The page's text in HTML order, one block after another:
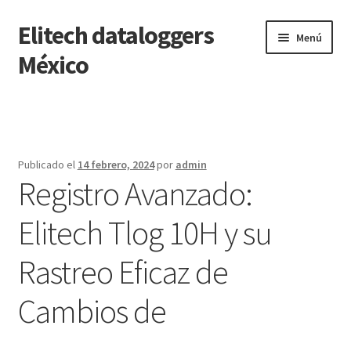
Saltar
a
navegación
Ir
al
contenido
Elitech dataloggers
México
Menú
Finalizar compra
Mi cuenta
Página de ejemplo
Tienda
Publicado el 14 febrero, 2024por admin
Registro Avanzado:
Elitech Tlog 10H y su
Rastreo Eficaz de
Cambios de